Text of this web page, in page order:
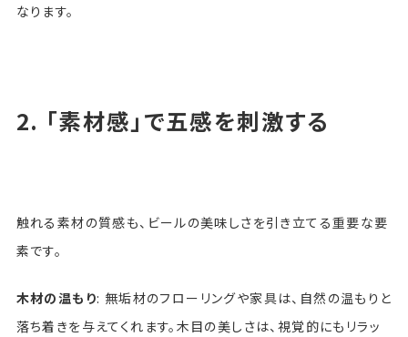
なります。
2. 「素材感」で五感を刺激する
触れる素材の質感も、ビールの美味しさを引き立てる重要な要
素です。
木材の温もり: 無垢材のフローリングや家具は、自然の温もりと
落ち着きを与えてくれます。木目の美しさは、視覚的にもリラッ